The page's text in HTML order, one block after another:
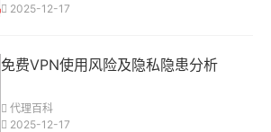
2025-12-17
免费VPN使用风险及隐私隐患分析
代理百科
2025-12-17